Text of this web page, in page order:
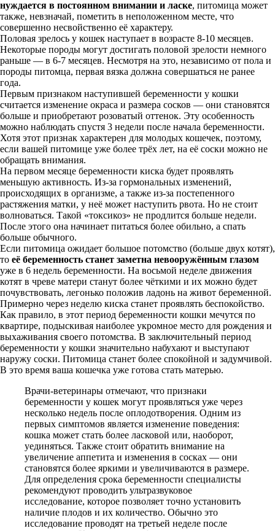
нуждается в постоянном внимании и ласке, питомица может
также, невзначай, пометить в неположенном месте, что
совершенно несвойственно её характеру.
Половая зрелось у кошек наступает в возрасте 8-10 месяцев.
Некоторые породы могут достигать половой зрелости немного
раньше — в 6-7 месяцев. Несмотря на это, независимо от пола и
породы питомца, первая вязка должна совершаться не ранее
года.
Первым признаком наступившей беременности у кошки
считается изменение окраса и размера сосков — они становятся
больше и приобретают розоватый оттенок. Эту особенность
можно наблюдать спустя 3 недели после начала беременности.
Хотя этот признак характерен для молодых кошечек, поэтому,
если вашей питомице уже более трёх лет, на её соски можно не
обращать внимания.
На первом месяце беременности киска будет проявлять
меньшую активность. Из-за гормональных изменений,
происходящих в организме, а также из-за постепенного
растяжения матки, у неё может наступить рвота. Но не стоит
волноваться. Такой «токсикоз» не продлится больше недели.
После этого она начинает питаться более обильно, а спать
больше обычного.
Если питомица ожидает большое потомство (больше двух котят),
то её беременность станет заметна невооружённым глазом
уже в 6 недель беременности. На восьмой неделе движения
котят в чреве матери станут более чёткими и их можно будет
почувствовать, легонько положив ладонь на живот беременной.
Примерно через неделю киска станет проявлять беспокойство.
Как правило, в этот период беременности кошки мечутся по
квартире, подыскивая наиболее укромное место для рождения и
выхаживания своего потомства. В заключительный период
беременности у кошки значительно набухают и выступают
наружу соски. Питомица станет более спокойной и задумчивой.
В это время ваша кошечка уже готова стать матерью.
Врачи-ветеринары отмечают, что признаки
беременности у кошек могут проявляться уже через
несколько недель после оплодотворения. Одним из
первых симптомов является изменение поведения:
кошка может стать более ласковой или, наоборот,
уединяться. Также стоит обратить внимание на
увеличение аппетита и изменения в сосках — они
становятся более яркими и увеличиваются в размере.
Для определения срока беременности специалисты
рекомендуют проводить ультразвуковое
исследование, которое позволяет точно установить
наличие плодов и их количество. Обычно это
исследование проводят на третьей неделе после